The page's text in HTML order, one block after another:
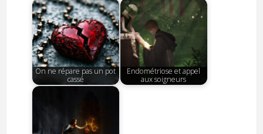
On ne répare pas un pot
cassé
Endométriose et appel
aux soigneurs